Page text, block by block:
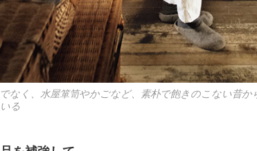
なく、水屋箪笥やかごなど、素朴で飽きのこない昔
る